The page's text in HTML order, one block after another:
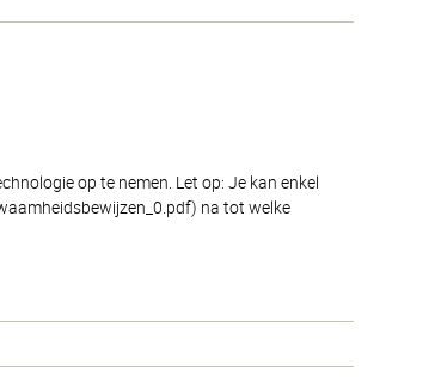
op te nemen. Let op: Je kan enkel
na tot welke